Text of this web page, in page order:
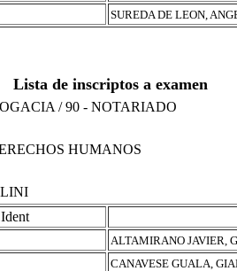
SUREDA DE LEON,
Lista de inscriptos a examen
/ 90 - NOTARIADO
HUMANOS
ALTAMIRANO JAVIER,
CANAVESE GUALA,